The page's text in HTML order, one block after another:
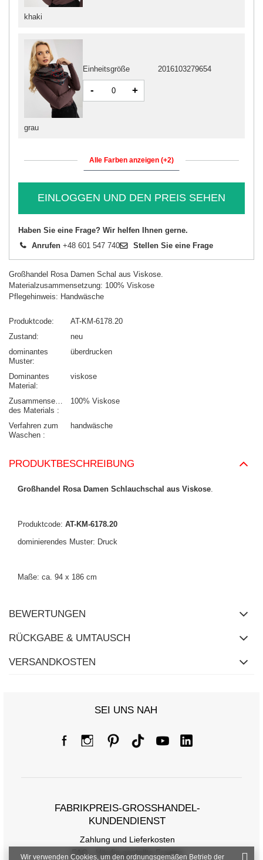
khaki
grau
Einheitsgröße 2016103279654
- +
Alle Farben anzeigen (+2)
EINLOGGEN UND DEN PREIS SEHEN
Haben Sie eine Frage? Wir helfen Ihnen gerne.
Anrufen +48 601 547 740 Stellen Sie eine Frage
Großhandel Rosa Damen Schal aus Viskose.
Materialzusammensetzung: 100% Viskose
Pflegehinweis: Handwäsche
Produktcode
AT-KM-6178.20
Zustand
neu
dominantes
Muster
überdrucken
Dominantes
Material
viskose
Zusammensetzung
des Materials
100% Viskose
Verfahren zum
Waschen
handwäsche
PRODUKTBESCHREIBUNG
Großhandel Rosa Damen Schlauchschal aus Viskose
Produktcode: AT-KM-6178.20
dominierendes Muster: Druck
Maße: ca. 94 x 186 cm
BEWERTUNGEN
RÜCKGABE & UMTAUSCH
VERSANDKOSTEN
SEI UNS NAH
FABRIKPREIS-GROSSHANDEL-K
UNDENDIENST
Zahlung und Lieferkosten
FAQ - Häufig gestellte Fragen
Wir verwenden Cookies, um den ordnungsgemäßen Betrieb der